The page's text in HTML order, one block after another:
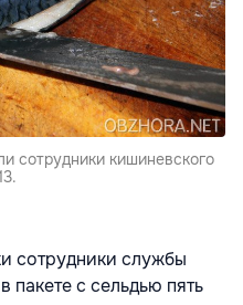
сотрудники кишиневского
сотрудники службы
пакете с сельдью пять